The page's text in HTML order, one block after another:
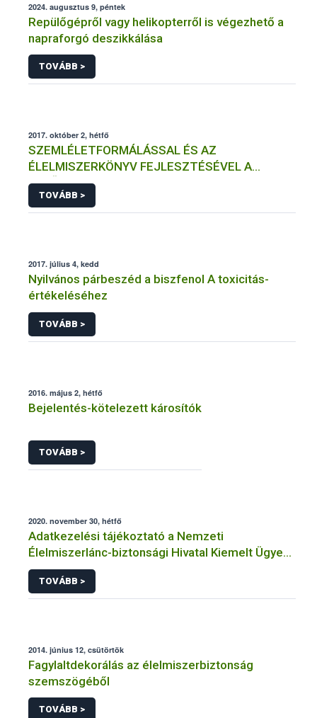
2024. augusztus 9, péntek
Repülőgépről vagy helikopterről is végezhető a
napraforgó deszikkálása
TOVÁBB >
2017. október 2, hétfő
SZEMLÉLETFORMÁLÁSSAL ÉS AZ
ÉLELMISZERKÖNYV FEJLESZTÉSÉVEL A
MINŐSÉGI MAGYAR PÉKTERMÉKEK
(EL)ISMERTSÉGÉÉRT
TOVÁBB >
2017. július 4, kedd
Nyilvános párbeszéd a biszfenol A toxicitás-
értékeléséhez
TOVÁBB >
2016. május 2, hétfő
Bejelentés-kötelezett károsítók
TOVÁBB >
2020. november 30, hétfő
Adatkezelési tájékoztató a Nemzeti
Élelmiszerlánc-biztonsági Hivatal Kiemelt Ügyek
Igazgatóság faanyag kereskedelemhez
kapcsolódó adatkezeléséhez
TOVÁBB >
2014. június 12, csütörtök
Fagylaltdekorálás az élelmiszerbiztonság
szemszögéből
TOVÁBB >